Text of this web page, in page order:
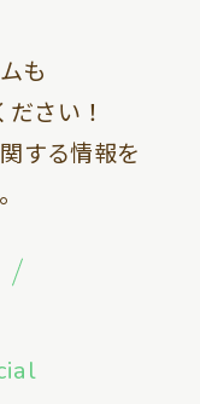
も
さい！
する情報を